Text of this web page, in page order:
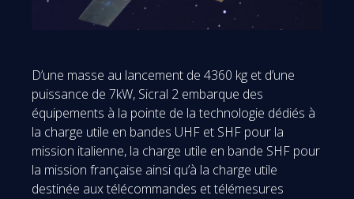
D’une masse au lancement de 4360 kg et d’une
puissance de 7kW, Sicral 2 embarque des
équipements à la pointe de la technologie dédiés à
la charge utile en bandes UHF et SHF pour la
mission italienne, la charge utile en bande SHF pour
la mission française ainsi qu’à la charge utile
destinée aux télécommandes et télémesures